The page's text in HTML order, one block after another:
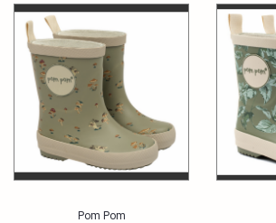
Pom Pom